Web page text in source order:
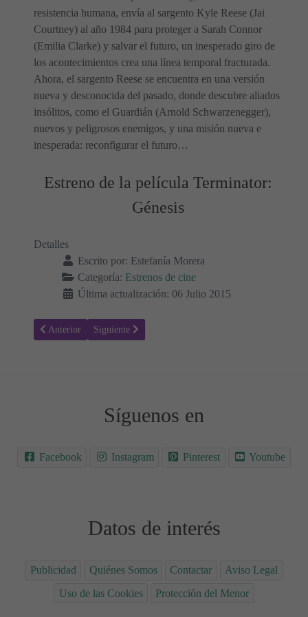
resistencia humana, envía al sargento Kyle Reese (Jai
Courtney) al año 1984 para proteger a Sarah Connor
(Emilia Clarke) y salvar el futuro, un inesperado giro de
los acontecimientos crea una línea temporal fracturada.
Ahora, el sargento Reese se encuentra en una versión
nueva y desconocida del pasado, donde descubre aliados
insólitos, como el Guardián (Arnold Schwarzenegger),
nuevos y peligrosos enemigos, y una misión nueva e
inesperada: reconfigurar el futuro…
Estreno de la película Terminator:
Génesis
Detalles
Escrito por: Estefanía Morera
Categoría: Estrenos de cine
Última actualización: 06 Julio 2015
Artículo anterior: Magic Mike XXL - Estrenos de Cine
Anterior Artículo siguiente: Los Minions - Estrenos de Cine
Siguiente
Síguenos en
Facebook Instagram Pinterest Youtube
Datos de interés
Publicidad Quiénes Somos Contactar
Aviso Legal
Uso de las Cookies
Protección del Menor